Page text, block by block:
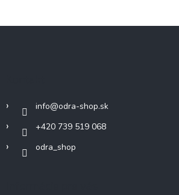
info@odra-shop.sk
+420 739 519 068
odra_shop